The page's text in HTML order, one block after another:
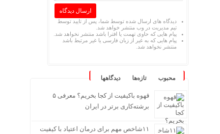
دیدگاه های ارسال شده توسط شما، پس از تایید توسط
تیم مدیریت در وب منتشر خواهد شد.
پیام هایی که حاوی تهمت یا افترا باشد منتشر نخواهد شد.
پیام هایی که به غیر از زبان فارسی یا غیر مرتبط باشد
منتشر نخواهد شد.
محبوب تازه‌ها دیدگاهها
قهوه باکیفیت از کجا بخریم؟ معرفی ۵
برشته‌کاری برتر در ایران
۱۱شاخص مهم برای درمان اعتیاد با کیفیت